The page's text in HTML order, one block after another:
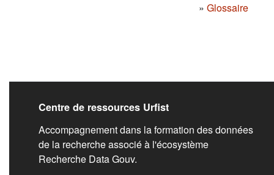
» Glossaire
Liens de bas de
Centre de ressources Urfist
Accompagnement dans la formation des données
de la recherche associé à l'écosystème
Recherche Data Gouv.